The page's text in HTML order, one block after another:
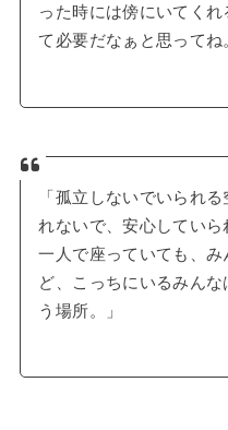
った時には傍にいてく
て必要だなぁと思ってね
「孤立しないでいられ
れないで、安心してい
一人で座っていても、
ど、こっちにいるみん
う場所。」